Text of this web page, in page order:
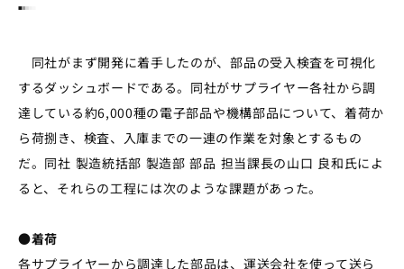
同社がまず開発に着手したのが、部品の受入検査を可視化
するダッシュボードである。同社がサプライヤー各社から調
達している約6,000種の電子部品や機構部品について、着荷か
ら荷捌き、検査、入庫までの一連の作業を対象とするもの
だ。同社 製造統括部 製造部 部品 担当課長の山口 良和氏によ
ると、それらの工程には次のような課題があった。
●着荷
各サプライヤーから調達した部品は、運送会社を使って送ら